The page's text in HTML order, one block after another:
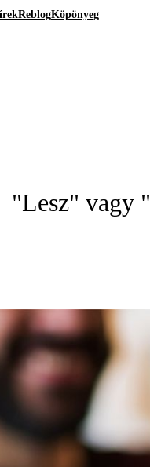
ReblogKöpönyeg
"Lesz" vagy